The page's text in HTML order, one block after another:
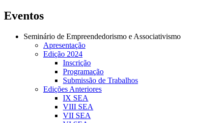
Eventos
Seminário de Empreendedorismo e Associativismo
Apresentação
Edição 2024
Inscrição
Programação
Submissão de Trabalhos
Edições Anteriores
IX SEA
VIII SEA
VII SEA